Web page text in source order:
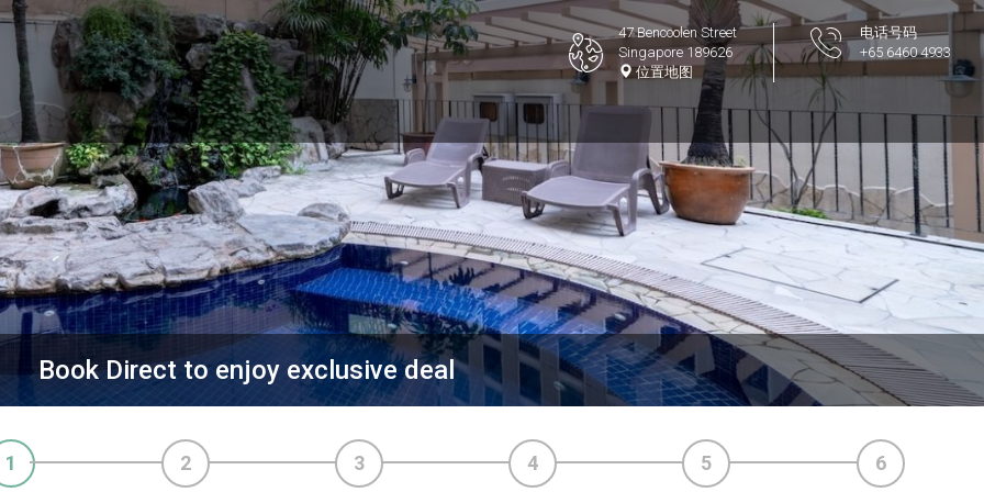
47 Bencoolen Street
Singapore 189626
位置地图
电话号码
+65 6460 4933
Book Direct to enjoy exclusive deal
1 2 3 4 5 6